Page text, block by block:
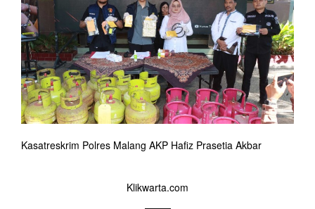
Kasatreskrim Polres Malang AKP Hafiz Prasetia Akbar
Klikwarta.com